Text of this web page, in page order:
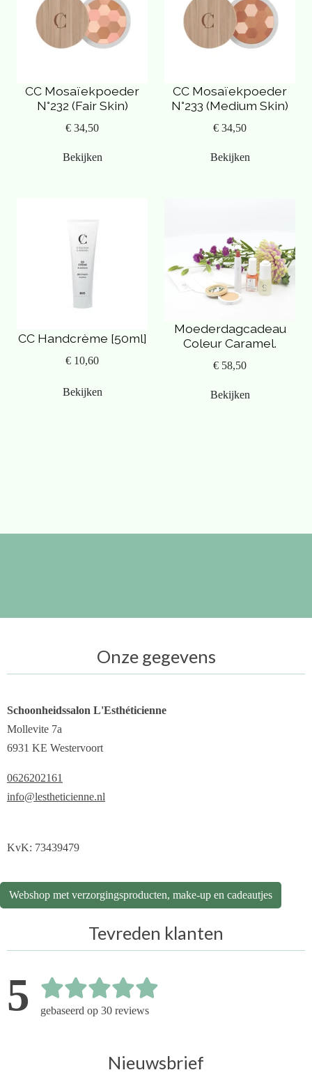
CC Mosaïekpoeder
N°232 (Fair Skin)
€ 34,50
Bekijken
CC Mosaïekpoeder
N°233 (Medium Skin)
€ 34,50
Bekijken
CC Handcrème [50ml]
€ 10,60
Bekijken
Moederdagcadeau
Coleur Caramel.
€ 58,50
Bekijken
Onze gegevens
Schoonheidssalon L'Esthéticienne
Mollevite 7a
6931 KE Westervoort
0626202161
info@lestheticienne.nl
KvK: 73439479
Webshop met verzorgingsproducten, make-up en cadeautjes
Tevreden klanten
5 gebaseerd op 30 reviews
Nieuwsbrief